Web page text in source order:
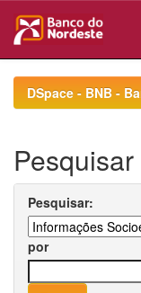
navigationDSpace - BNB -
Pesquisar
Pesquisar:
por